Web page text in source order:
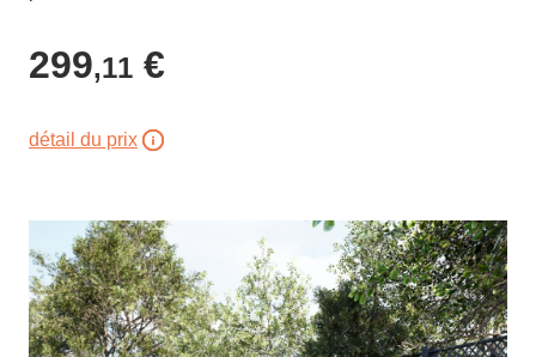
299,11 €
détail du prix